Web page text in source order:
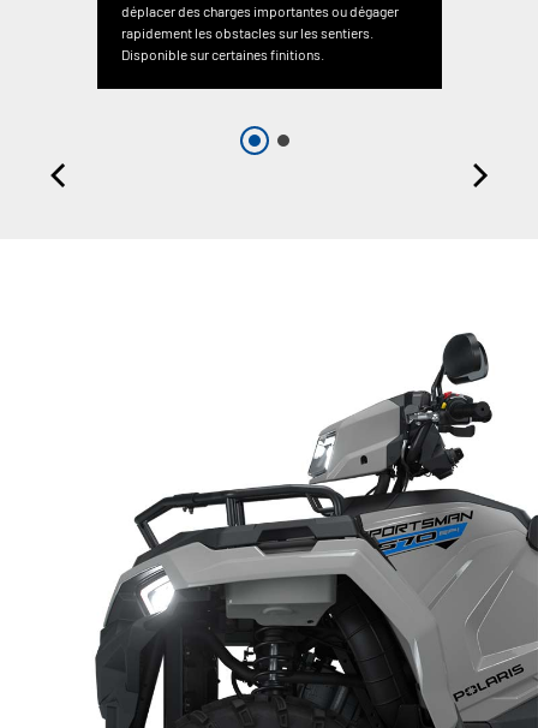
déplacer des charges importantes ou dégager
rapidement les obstacles sur les sentiers.
Disponible sur certaines finitions.